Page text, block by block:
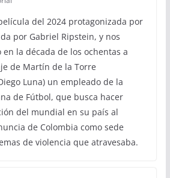
del 2024 protagonizada por
por Gabriel Ripstein, y nos
la década de los ochentas a
de Martín de la Torre
Luna) un empleado de la
de Fútbol, que busca hacer
del mundial en su país al
de Colombia como sede
de violencia que atravesaba.